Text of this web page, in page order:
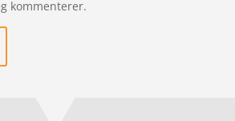
kommenterer.